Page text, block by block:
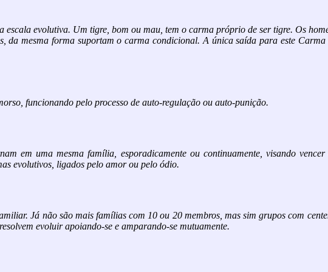
escala evolutiva. Um tigre, bom ou mau, tem o carma próprio de ser tigre. Os
da mesma forma suportam o carma condicional. A única saída para este Carma
funcionando pelo processo de auto-regulação ou auto-punição.
em uma mesma família, esporadicamente ou continuamente, visando vencer
evolutivos, ligados pelo amor ou pelo ódio.
Já não são mais famílias com 10 ou 20 membros, mas sim grupos com
evoluir apoiando-se e amparando-se mutuamente.